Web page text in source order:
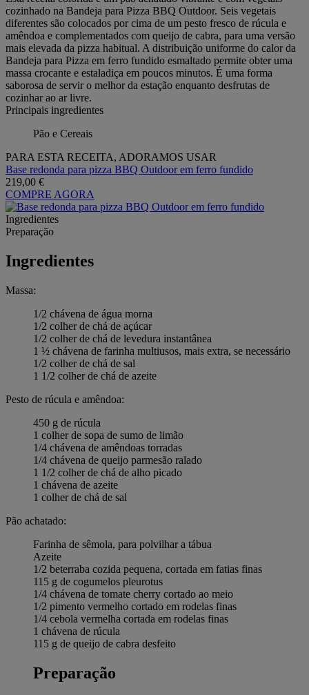
cozinhado na Bandeja para Pizza BBQ Outdoor. Seis vegetais
diferentes são colocados por cima de um pesto fresco de rúcula e
amêndoa e complementados com queijo de cabra, para uma versão
mais elevada da pizza habitual. A distribuição uniforme do calor da
Bandeja para Pizza em ferro fundido esmaltado permite obter uma
massa crocante e estaladiça em poucos minutos. É uma forma
saborosa de servir o melhor da estação enquanto desfrutas de
cozinhar ao ar livre.
Principais ingredientes
Pão e Cereais
PARA ESTA RECEITA, ADORAMOS USAR
Base redonda para pizza BBQ Outdoor em ferro fundido
219,00 €
COMPRE AGORA
Ingredientes
Preparação
Ingredientes
Massa:
1/2 chávena de água morna
1/2 colher de chá de açúcar
1/2 colher de chá de levedura instantânea
1 ½ chávena de farinha multiusos, mais extra, se necessário
1/2 colher de chá de sal
1 1/2 colher de chá de azeite
Pesto de rúcula e amêndoa:
450 g de rúcula
1 colher de sopa de sumo de limão
1/4 chávena de amêndoas torradas
1/4 chávena de queijo parmesão ralado
1 1/2 colher de chá de alho picado
1 chávena de azeite
1 colher de chá de sal
Pão achatado:
Farinha de sêmola, para polvilhar a tábua
Azeite
1/2 beterraba cozida pequena, cortada em fatias finas
115 g de cogumelos pleurotus
1/4 chávena de tomate cherry cortado ao meio
1/2 pimento vermelho cortado em rodelas finas
1/4 cebola vermelha cortada em rodelas finas
1 chávena de rúcula
115 g de queijo de cabra desfeito
Preparação